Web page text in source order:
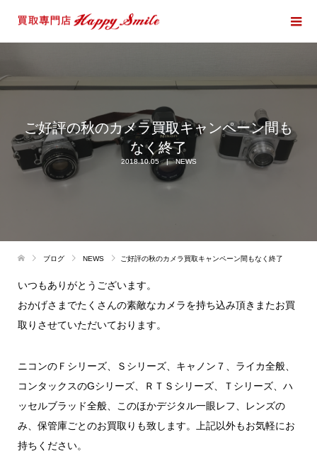
ご好評の秋のカメラ買取キャンペーン間も
なく終了
2018.10.05 NEWS
ブログ NEWS ご好評の秋のカメラ買取キャンペーン間もなく終了
いつもありがとうございます。
おかげさまでたくさんの素敵なカメラを持ち込み頂きまたお買
取りさせていただいております。
ニコンのＦシリーズ、Ｓシリーズ、キャノン７、ライカ全般、
コンタックスのGシリーズ、ＲＴＳシリーズ、Ｔシリーズ、ハ
ッセルブラッド全般、このほかデジタル一眼レフ、レンズの
み、保管庫ごとのお買取りも致します。上記以外もお気軽にお
持ちください。